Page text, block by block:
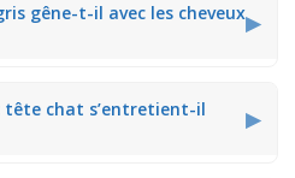
au cartilage, assurant
port régulier tout en ajoutant
gêne-t-il avec les cheveux▶
il dépasse un peu du cartilage.
fin pour limiter ce
tête chat s’entretient-il
▶